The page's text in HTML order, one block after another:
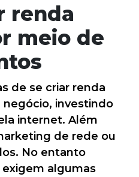
renda
meio de
de se criar renda
negócio, investindo
internet. Além
de rede ou
No entanto
exigem algumas